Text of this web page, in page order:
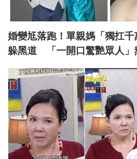
婚變尪落跑！單親媽「獨扛
躲黑道 「一開口驚艷眾人」